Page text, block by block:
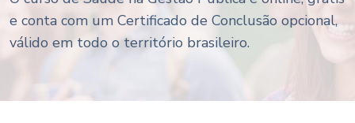
e conta com um Certificado de Conclusão opcional,
válido em todo o território brasileiro.